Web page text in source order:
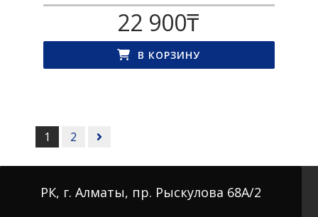
22 900₸
В КОРЗИНУ
Posts
navigation
1 2
РК, г. Алматы, пр. Рыскулова 68А/2